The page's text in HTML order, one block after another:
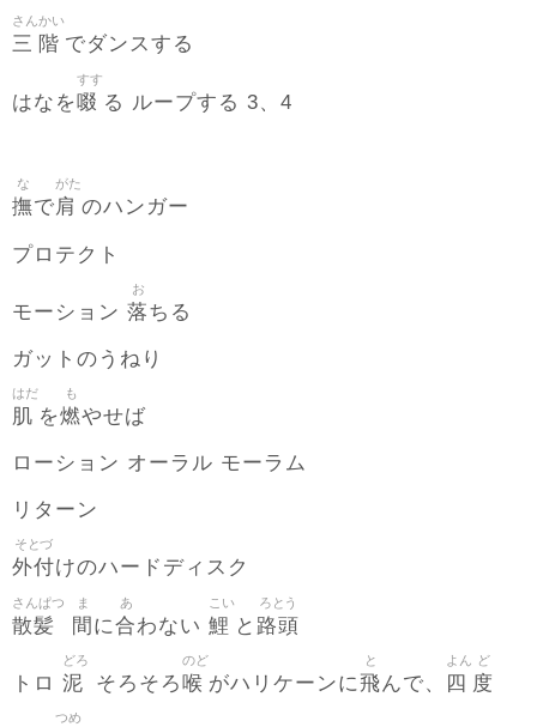
三
さん
階
かい
でダンスする
はなを啜
すす
る ループする 3、4
撫
な
で肩
がた
のハンガー
プロテクト
モーション 落
お
ちる
ガットのうねり
肌
はだ
を燃
も
やせば
ローション オーラル モーラム
リターン
外付
そとづ
けのハードディスク
散髪
さんぱつ
間
ま
に合
あ
わない 鯉
こい
と 路頭
ろとう
トロ 泥
どろ
そろそろ喉
のど
がハリケーンに飛
と
んで、 四
よん
度
ど
つめ